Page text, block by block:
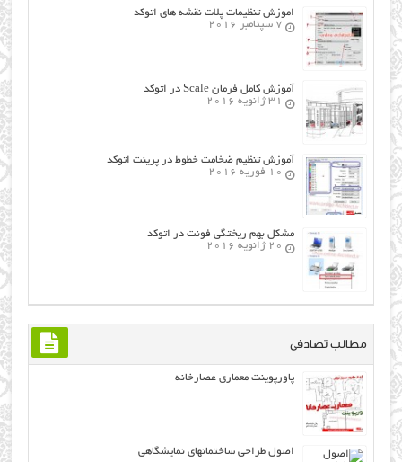
اموزش تنظیمات پلات نقشه های اتوکد
7 سپتامبر 2016
آموزش کامل فرمان Scale در اتوکد
31 ژانویه 2016
آموزش تنظیم ضخامت خطوط در پرینت اتوکد
10 فوریه 2016
مشکل بهم ریختگی فونت در اتوکد
20 ژانویه 2016
مطالب تصادفی
پاورپوینت معماری عصارخانه
اصول طراحی ساختمانهاي نمايشگاهي